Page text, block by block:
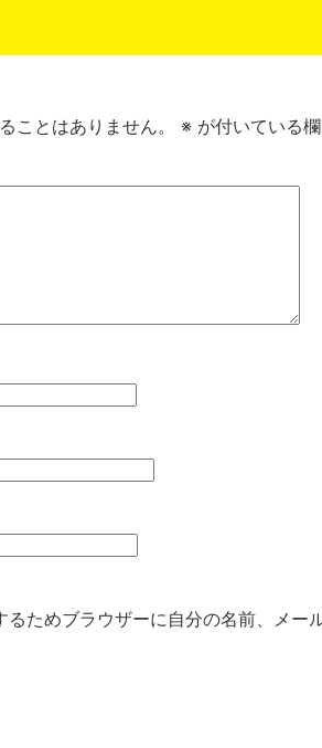
ことはありません。 ※ が付いている
ためブラウザーに自分の名前、メー